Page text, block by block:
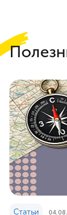
Статьи